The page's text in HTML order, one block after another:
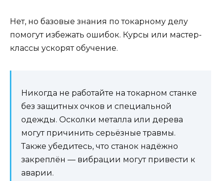
Нет, но базовые знания по токарному делу
помогут избежать ошибок. Курсы или мастер-
классы ускорят обучение.
Никогда не работайте на токарном станке
без защитных очков и специальной
одежды. Осколки металла или дерева
могут причинить серьёзные травмы.
Также убедитесь, что станок надёжно
закреплён — вибрации могут привести к
аварии.